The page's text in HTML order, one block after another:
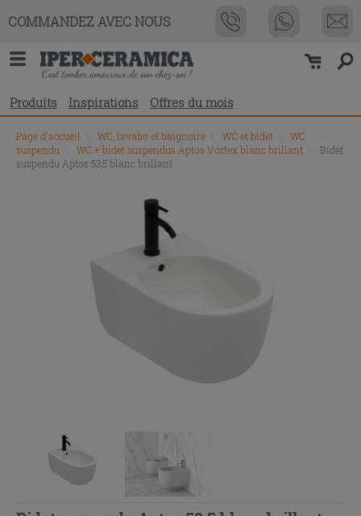
COMMANDEZ AVEC NOUS
Produits Inspirations Offres du mois
Page d'accueil WC, lavabo et baignoire WC et bidet
WC
suspendu
WC + bidet suspendus Aptos Vortex blanc brillant
Bidet
suspendu Aptos 53,5 blanc brillant